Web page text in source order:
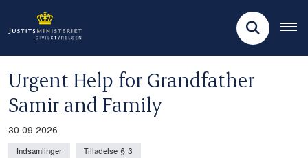
Urgent Help for Grandfather
Samir and Family
30-09-2026
Indsamlinger Tilladelse § 3